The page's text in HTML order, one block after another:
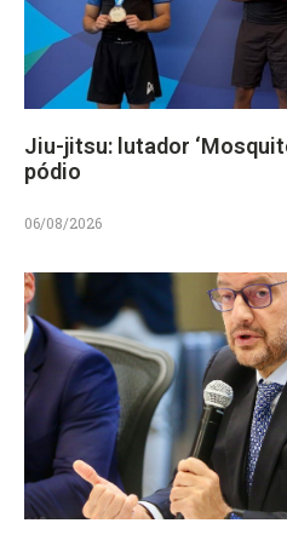
Jiu-jitsu: lutador
pódio
06/08/2026